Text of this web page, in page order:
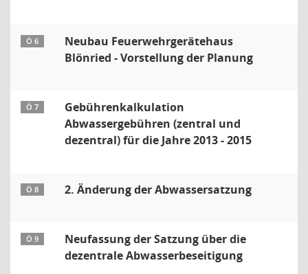
Ö 6
Neubau Feuerwehrgerätehaus
Blönried - Vorstellung der Planung
Ö 7
Gebührenkalkulation
Abwassergebühren (zentral und
dezentral) für die Jahre 2013 - 2015
Ö 8 2. Änderung der Abwassersatzung
Ö 9
Neufassung der Satzung über die
dezentrale Abwasserbeseitigung